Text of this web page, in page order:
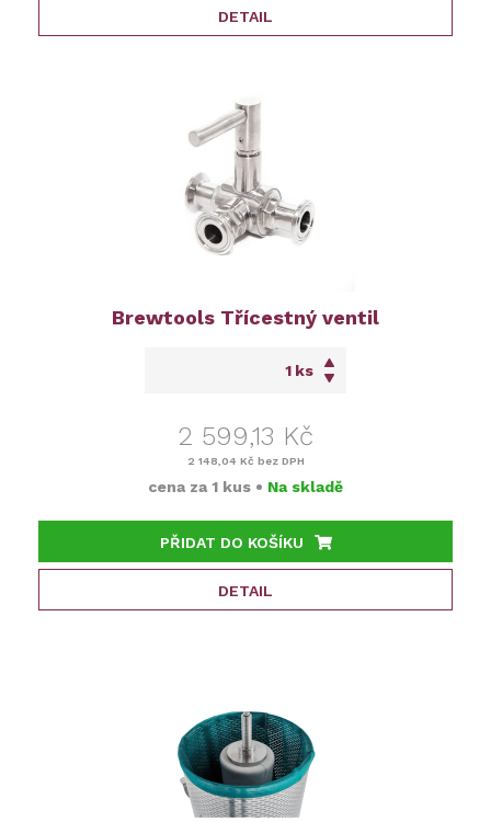
DETAIL
Brewtools Třícestný ventil
ks
2 599,13 Kč
2 148,04 Kč bez DPH
cena za 1 kus • Na skladě
PŘIDAT DO KOŠÍKU
DETAIL